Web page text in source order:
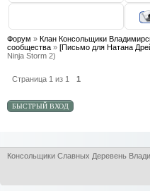
Форум » Клан Консольщики
сообщества » [Письмо для Натана
Ninja Storm 2)
Страница 1 из 1 1
Консольщики Славных Деревень